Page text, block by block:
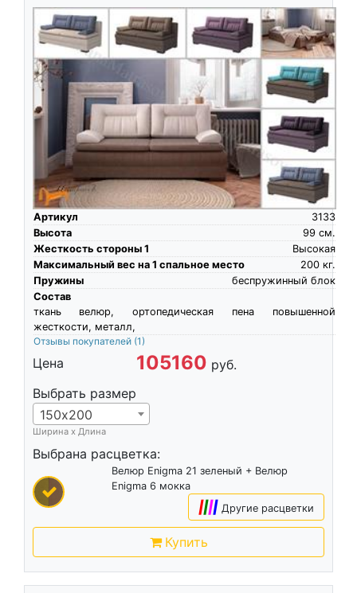
Артикул
3133
Высота
см.
99
Жесткость стороны 1
Высокая
Максимальный вес на 1 спальное место
кг.
200
Пружины
беспружинный блок
Состав
ткань велюр, ортопедическая пена повышенной
жесткости, металл,
Отзывы покупателей (1)
Цена 105160 руб.
Выбрать размер
150х200
Ширина х Длина
Выбрана расцветка:
Велюр Enigma 21 зеленый + Велюр
Enigma 6 мокка
|||| Другие расцветки
Купить